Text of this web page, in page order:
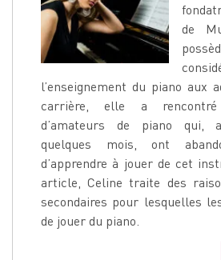
de
l’enseignement du piano aux
carrière, elle a
d’amateurs de piano qui,
quelques mois, ont
d’apprendre à jouer de cet
article, Celine traite des
secondaires pour lesquelles
de jouer du piano.